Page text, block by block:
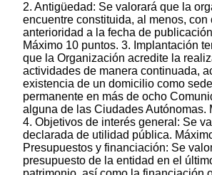
2. Antigüedad: Se valorará que la
encuentre constituida, al menos, con
anterioridad a la fecha de
Máximo 10 puntos. 3. Implantación
que la Organización acredite la
actividades de manera continuada,
existencia de un domicilio como
permanente en más de ocho
alguna de las Ciudades Autónomas.
4. Objetivos de interés general: Se
declarada de utilidad pública.
Presupuestos y financiación: Se
presupuesto de la entidad en el